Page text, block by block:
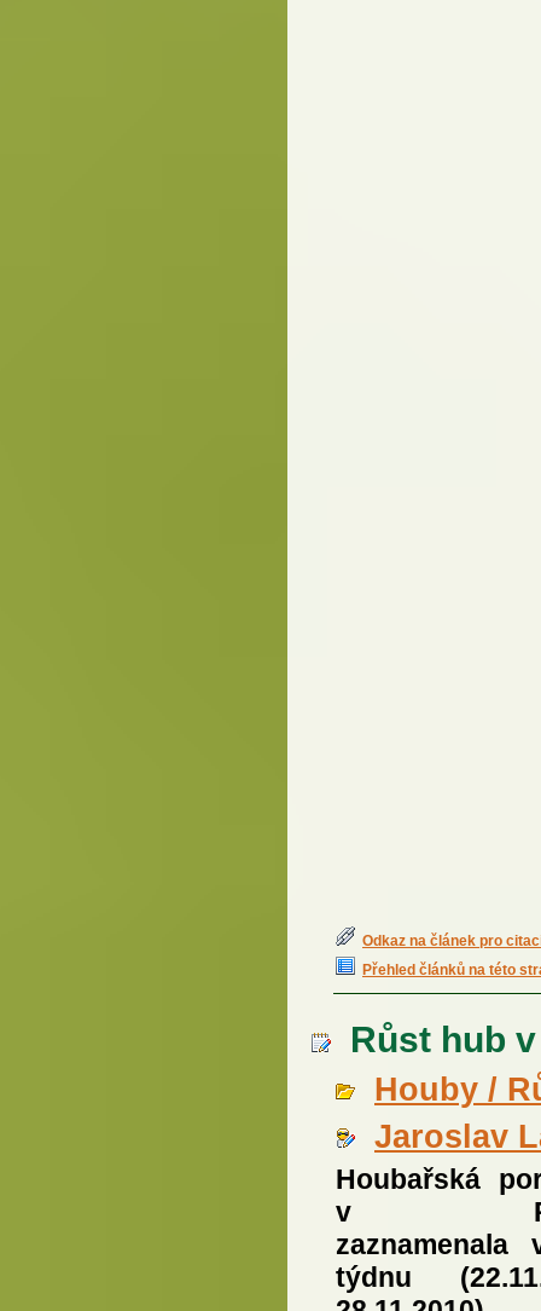
Odkaz na článek pro
Přehled článků na této
Růst hub v
Houby /
Jaroslav
Houbařská
v
zaznamenala
týdnu